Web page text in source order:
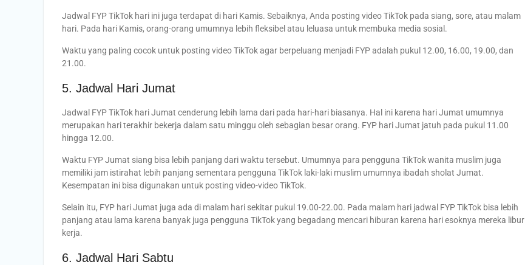
Jadwal FYP TikTok hari ini juga terdapat di hari Kamis. Sebaiknya, Anda posting video TikTok pada siang, sore, atau malam
hari. Pada hari Kamis, orang-orang umumnya lebih fleksibel atau leluasa untuk membuka media sosial.
Waktu yang paling cocok untuk posting video TikTok agar berpeluang menjadi FYP adalah pukul 12.00, 16.00, 19.00, dan
21.00.
5. Jadwal Hari Jumat
Jadwal FYP TikTok hari Jumat cenderung lebih lama dari pada hari-hari biasanya. Hal ini karena hari Jumat umumnya
merupakan hari terakhir bekerja dalam satu minggu oleh sebagian besar orang. FYP hari Jumat jatuh pada pukul 11.00
hingga 12.00.
Waktu FYP Jumat siang bisa lebih panjang dari waktu tersebut. Umumnya para pengguna TikTok wanita muslim juga
memiliki jam istirahat lebih panjang sementara pengguna TikTok laki-laki muslim umumnya ibadah sholat Jumat.
Kesempatan ini bisa digunakan untuk posting video-video TikTok.
Selain itu, FYP hari Jumat juga ada di malam hari sekitar pukul 19.00-22.00. Pada malam hari jadwal FYP TikTok bisa lebih
panjang atau lama karena banyak juga pengguna TikTok yang begadang mencari hiburan karena hari esoknya mereka libur
kerja.
6. Jadwal Hari Sabtu